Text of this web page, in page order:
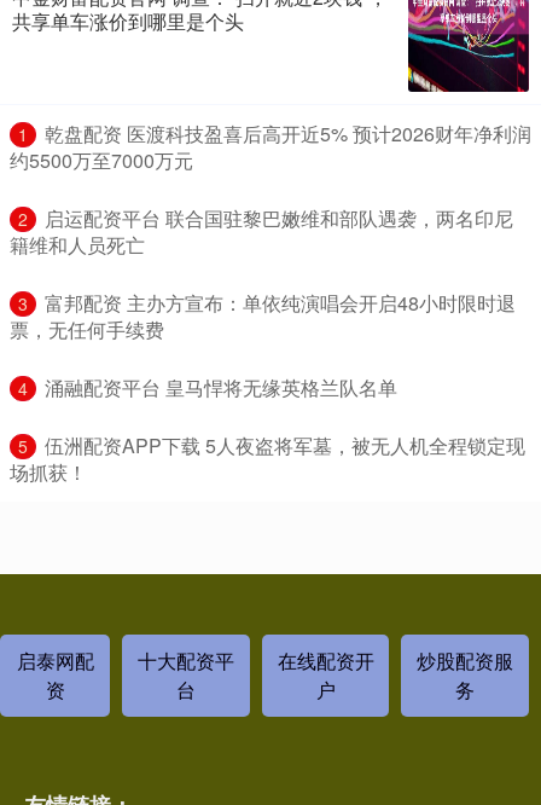
共享单车涨价到哪里是个头
1
​乾盘配资 医渡科技盈喜后高开近5% 预计2026财年净利润
约5500万至7000万元
2
​启运配资平台 联合国驻黎巴嫩维和部队遇袭，两名印尼
籍维和人员死亡
3
​富邦配资 主办方宣布：单依纯演唱会开启48小时限时退
票，无任何手续费
4 ​涌融配资平台 皇马悍将无缘英格兰队名单
5
​伍洲配资APP下载 5人夜盗将军墓，被无人机全程锁定现
场抓获！
启泰网配
资
十大配资平
台
在线配资开
户
炒股配资服
务